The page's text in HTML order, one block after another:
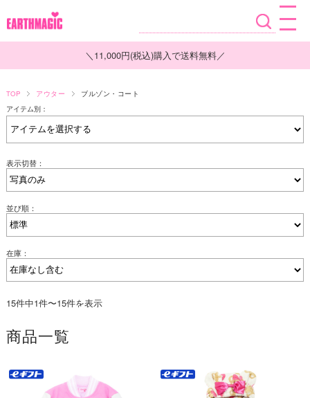
＼11,000円(税込)購入で送料無料／
TOP アウター
ブルゾン・コート
アイテム別：
表示切替：
並び順：
在庫：
15件中1件〜15件を表示
商品一覧